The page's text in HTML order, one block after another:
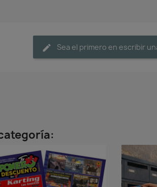
Sea el primero en escribir